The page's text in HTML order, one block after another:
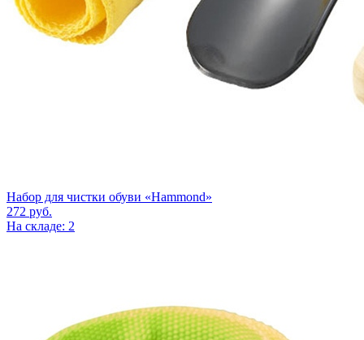
Набор для чистки обуви «Hammond»
272 руб.
На складе: 2